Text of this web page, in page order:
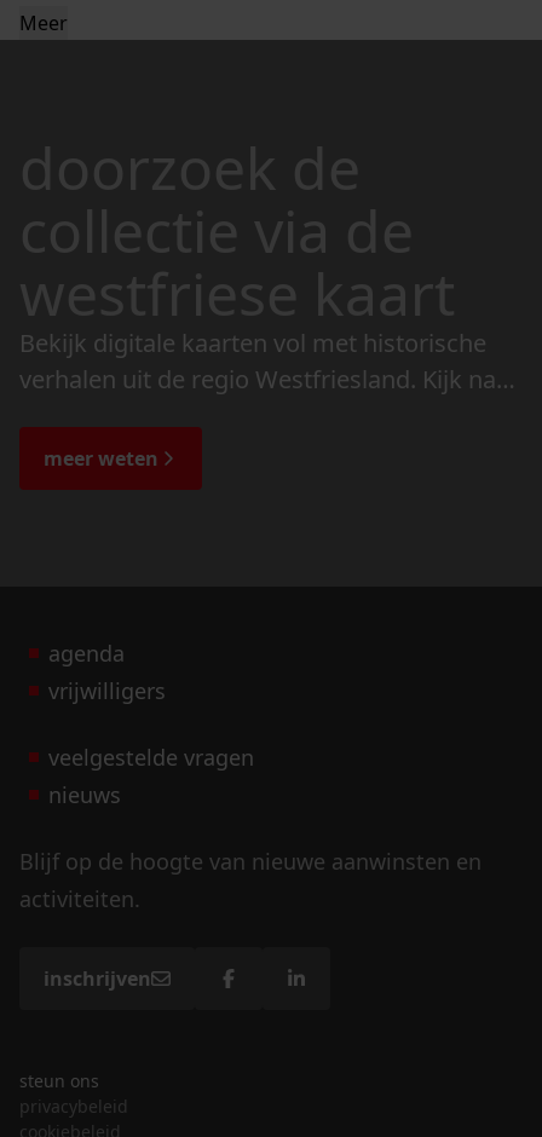
Meer
doorzoek de
collectie via de
westfriese kaart
Bekijk digitale kaarten vol met historische
verhalen uit de regio Westfriesland. Kijk naar
de bijzondere verhalen.
meer weten
agenda
vrijwilligers
veelgestelde vragen
nieuws
Blijf op de hoogte van nieuwe aanwinsten en
activiteiten.
inschrijven
steun ons
privacybeleid
cookiebeleid